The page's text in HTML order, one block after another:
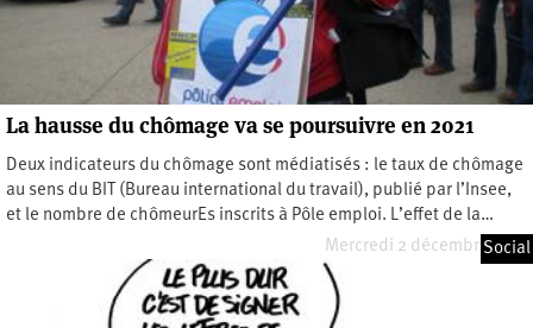
La hausse du chômage va se poursuivre en 2021
Deux indicateurs du chômage sont médiatisés : le taux de chômage
au sens du BIT (Bureau international du travail), publié par l’Insee,
et le nombre de chômeurEs inscrits à Pôle emploi. L’effet de la…
Mercredi 2 décembre 2020
Social